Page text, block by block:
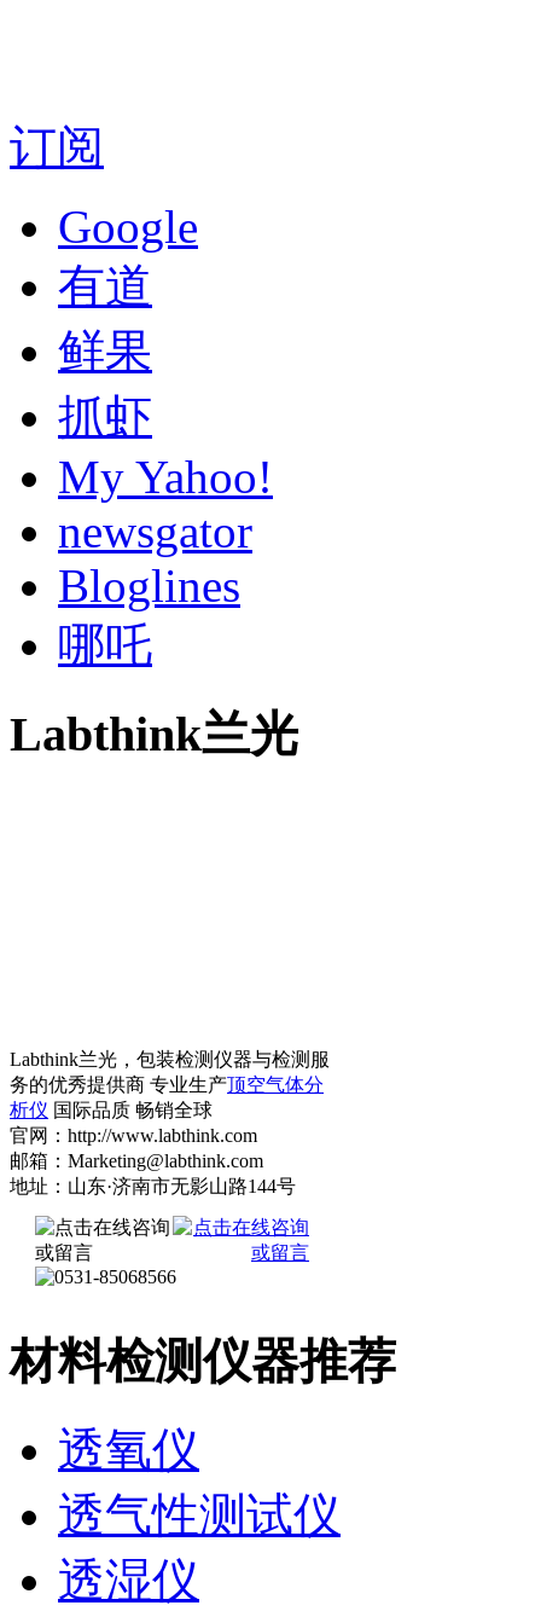
订阅
Google
有道
鲜果
抓虾
My Yahoo!
newsgator
Bloglines
哪吒
Labthink兰光
Labthink兰光，包装检测仪器与检测服
务的优秀提供商 专业生产顶空气体分
析仪 国际品质 畅销全球
官网：http://www.labthink.com
邮箱：Marketing@labthink.com
地址：山东·济南市无影山路144号
材料检测仪器推荐
透氧仪
透气性测试仪
透湿仪